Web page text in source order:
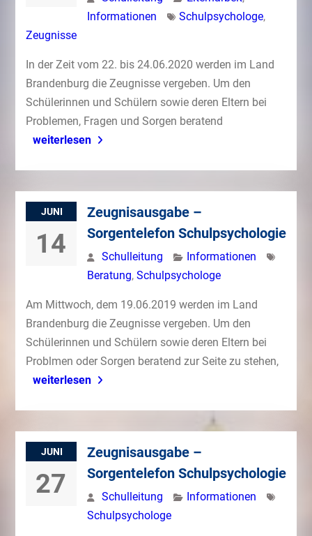
Informationen
Schulpsychologe,
Zeugnisse
In der Zeit vom 22. bis 24.06.2020 werden im Land
Brandenburg die Zeugnisse vergeben. Um den
Schülerinnen und Schülern sowie deren Eltern bei
Problemen, Fragen und Sorgen beratend
weiterlesen
JUNI
14
Zeugnisausgabe –
Sorgentelefon Schulpsychologie
Schulleitung
Informationen
Beratung, Schulpsychologe
Am Mittwoch, dem 19.06.2019 werden im Land
Brandenburg die Zeugnisse vergeben. Um den
Schülerinnen und Schülern sowie deren Eltern bei
Problmen oder Sorgen beratend zur Seite zu stehen,
weiterlesen
JUNI
27
Zeugnisausgabe –
Sorgentelefon Schulpsychologie
Schulleitung
Informationen
Schulpsychologe